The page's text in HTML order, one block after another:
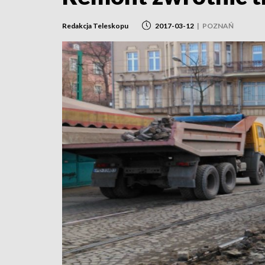
Redakcja Teleskopu 2017-03-12 | POZNAŃ